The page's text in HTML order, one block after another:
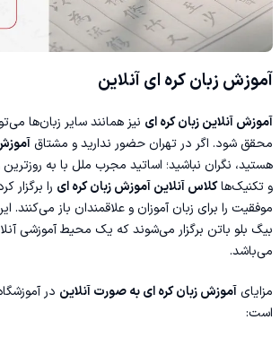
آموزش زبان کره ای آنلاین
آموزش آنلاین زبان کره ای نیز همانند سایر زبان‌ها
محقق شود. اگر در تهران حضور ندارید و مشتاق
هستید، نگران نباشید؛ اساتید مجرب ملل با به
و تکنیک‌هاکلاس آنلاین آموزش زبان کره ای را برگزار
موفقیت را برای زبان آموزان و علاقمندان باز می‌کنند.
بیگ بلو باتن برگزار می‌شوند که یک محیط آموزشی
می‌باشد.
مزایایآموزش زبان کره ای به صورت آنلاین در
است: